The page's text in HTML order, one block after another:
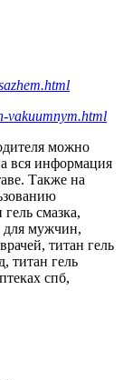
vakuumnym.html
можно
вся информация
Также на
смазка,
для мужчин,
титан гель
титан гель
спб,